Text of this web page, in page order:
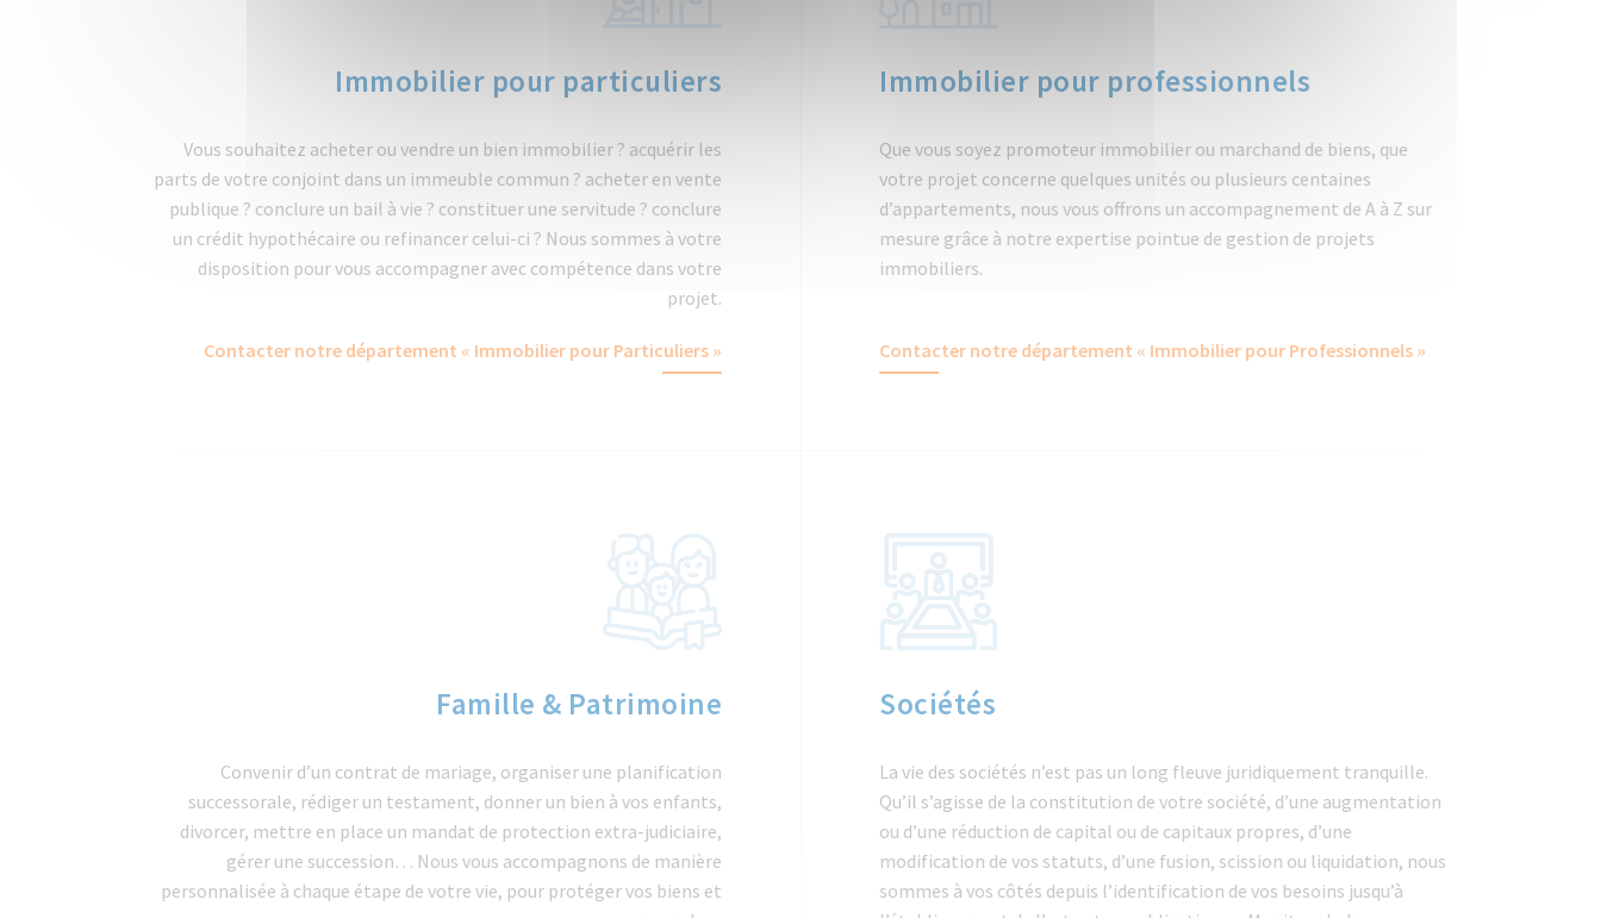
Immobilier pour particuliers
Vous souhaitez acheter ou vendre un bien immobilier ? acquérir les
parts de votre conjoint dans un immeuble commun ? acheter en vente
publique ? conclure un bail à vie ? constituer une servitude ? conclure
un crédit hypothécaire ou refinancer celui-ci ? Nous sommes à votre
disposition pour vous accompagner avec compétence dans votre
projet.
Contacter notre département « Immobilier pour Particuliers »
Immobilier pour professionnels
Que vous soyez promoteur immobilier ou marchand de biens, que
votre projet concerne quelques unités ou plusieurs centaines
d’appartements, nous vous offrons un accompagnement de A à Z sur
mesure grâce à notre expertise pointue de gestion de projets
immobiliers.
Contacter notre département « Immobilier pour Professionnels »
Famille & Patrimoine
Convenir d’un contrat de mariage, organiser une planification
successorale, rédiger un testament, donner un bien à vos enfants,
divorcer, mettre en place un mandat de protection extra-judiciaire,
gérer une succession… Nous vous accompagnons de manière
personnalisée à chaque étape de votre vie, pour protéger vos biens et
Sociétés
La vie des sociétés n’est pas un long fleuve juridiquement tranquille.
Qu’il s’agisse de la constitution de votre société, d’une augmentation
ou d’une réduction de capital ou de capitaux propres, d’une
modification de vos statuts, d’une fusion, scission ou liquidation, nous
sommes à vos côtés depuis l’identification de vos besoins jusqu’à